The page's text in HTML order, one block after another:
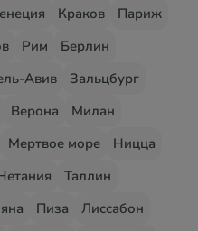
Краков
Париж
Рим
Берлин
Авив
Зальцбург
Верона
Милан
Мертвое море
Ницца
Таллин
Пиза
Лиссабон